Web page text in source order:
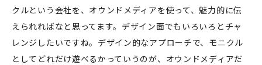
クルという会社を、オウンドメディアを使って、魅力的に伝
えられればなと思ってます。デザイン面でもいろいろとチャ
レンジしたいですね。デザイン的なアプローチで、モニクル
としてどれだけ遊べるかっていうのが、オウンドメディアだ